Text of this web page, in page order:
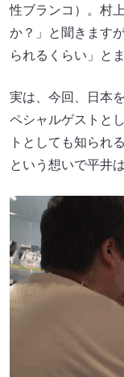
性ブランコ）。村
か？」と聞きます
られるくらい」と
実は、今回、日本
ペシャルゲストと
トとしても知られ
という想いで平井